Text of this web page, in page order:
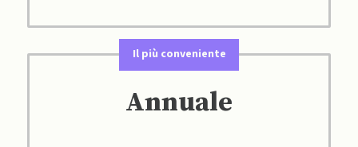
Il più conveniente
Annuale